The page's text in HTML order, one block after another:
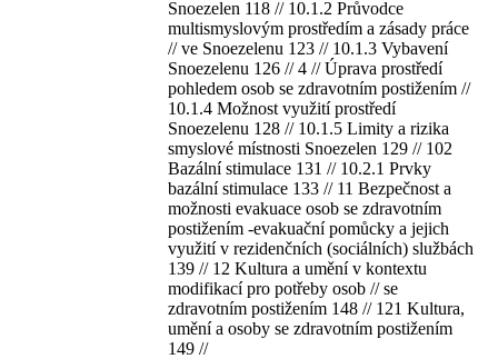
Snoezelen 118 // 10.1.2 Průvodce
multismyslovým prostředím a zásady práce
// ve Snoezelenu 123 // 10.1.3 Vybavení
Snoezelenu 126 // 4 // Úprava prostředí
pohledem osob se zdravotním postižením //
10.1.4 Možnost využití prostředí
Snoezelenu 128 // 10.1.5 Limity a rizika
smyslové místnosti Snoezelen 129 // 102
Bazální stimulace 131 // 10.2.1 Prvky
bazální stimulace 133 // 11 Bezpečnost a
možnosti evakuace osob se zdravotním
postižením -evakuační pomůcky a jejich
využití v rezidenčních (sociálních) službách
139 // 12 Kultura a umění v kontextu
modifikací pro potřeby osob // se
zdravotním postižením 148 // 121 Kultura,
umění a osoby se zdravotním postižením
149 //